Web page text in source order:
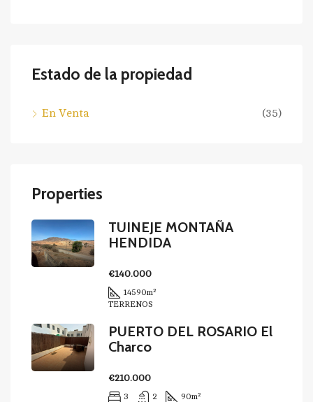
Estado de la propiedad
En Venta (35)
Properties
TUINEJE MONTAÑA
HENDIDA
€140.000
14590m²
TERRENOS
PUERTO DEL ROSARIO El
Charco
€210.000
3 2 90m²